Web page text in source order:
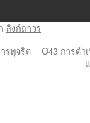
ลิงก์ถาวร
รทุจริต
O43 การด